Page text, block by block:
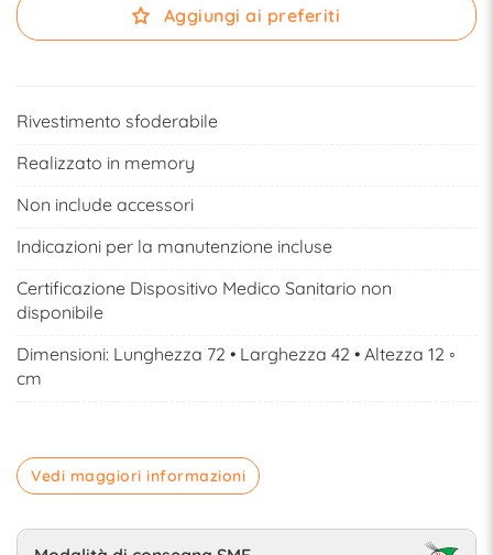
Aggiungi ai preferiti
Rivestimento sfoderabile
Realizzato in memory
Non include accessori
Indicazioni per la manutenzione incluse
Certificazione Dispositivo Medico Sanitario non
disponibile
Dimensioni: Lunghezza 72 • Larghezza 42 • Altezza 12 ◦
cm
Vedi maggiori informazioni